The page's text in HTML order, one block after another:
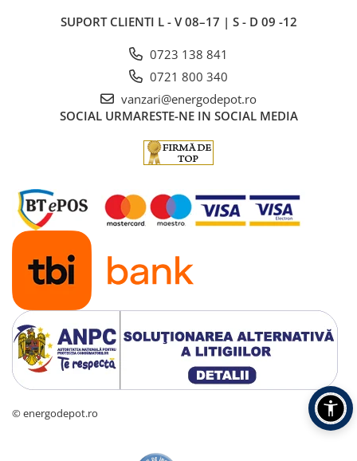
SUPORT CLIENTI L - V 08–17 | S - D 09 -12
0723 138 841
0721 800 340
vanzari@energodepot.ro
SOCIAL URMARESTE-NE IN SOCIAL MEDIA
© energodepot.ro